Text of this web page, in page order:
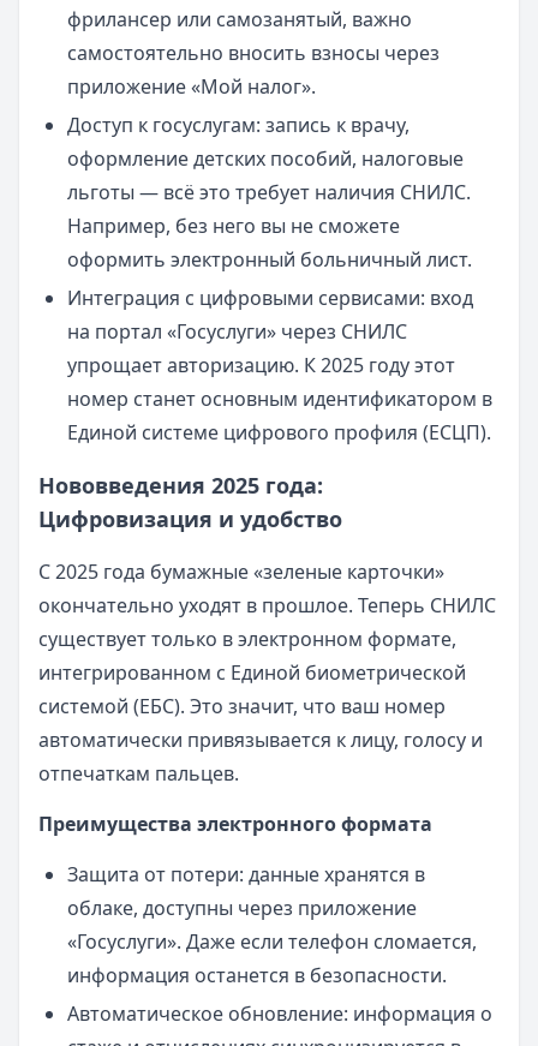
фрилансер или самозанятый, важно
самостоятельно вносить взносы через
приложение «Мой налог».
Доступ к госуслугам: запись к врачу,
оформление детских пособий, налоговые
льготы — всё это требует наличия СНИЛС.
Например, без него вы не сможете
оформить электронный больничный лист.
Интеграция с цифровыми сервисами: вход
на портал «Госуслуги» через СНИЛС
упрощает авторизацию. К 2025 году этот
номер станет основным идентификатором в
Единой системе цифрового профиля (ЕСЦП).
Нововведения 2025 года:
Цифровизация и удобство
С 2025 года бумажные «зеленые карточки»
окончательно уходят в прошлое. Теперь СНИЛС
существует только в электронном формате,
интегрированном с Единой биометрической
системой (ЕБС). Это значит, что ваш номер
автоматически привязывается к лицу, голосу и
отпечаткам пальцев.
Преимущества электронного формата
Защита от потери: данные хранятся в
облаке, доступны через приложение
«Госуслуги». Даже если телефон сломается,
информация останется в безопасности.
Автоматическое обновление: информация о